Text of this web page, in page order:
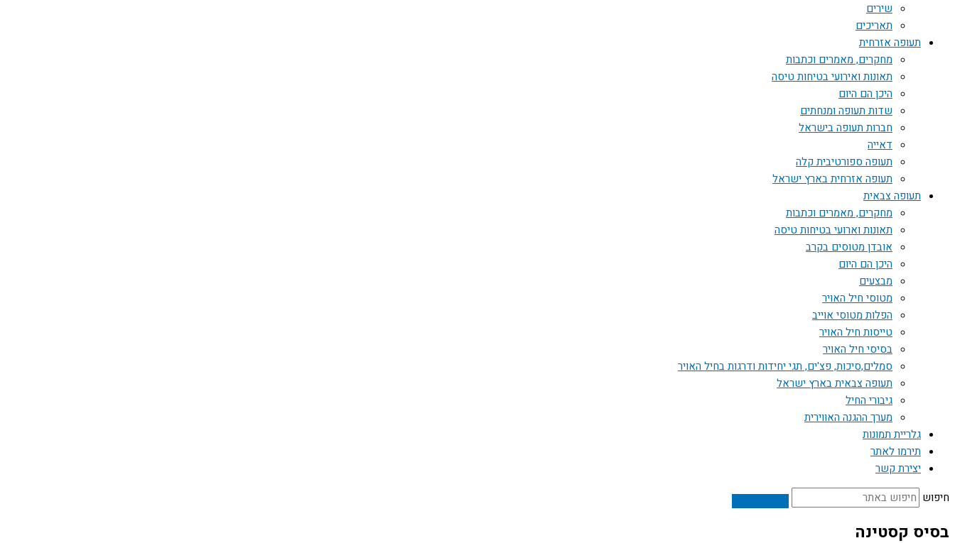
שירים
תאריכים
תעופה אזרחית
מחקרים, מאמרים וכתבות
תאונות ואירועי בטיחות טיסה
היכן הם היום
שדות תעופה ומנחתים
חברות תעופה בישראל
דאייה
תעופה ספורטיבית קלה
תעופה אזרחית בארץ ישראל
תעופה צבאית
מחקרים, מאמרים וכתבות
תאונות וארועי בטיחות טיסה
אובדן מטוסים בקרב
היכן הם היום
מבצעים
מטוסי חיל האויר
הפלות מטוסי אוייב
טייסות חיל האויר
בסיסי חיל האויר
סמלים,סיכות, פצ'ים, תגי יחידות ודרגות בחיל האויר
תעופה צבאית בארץ ישראל
גיבורי החיל
מערך ההגנה האווירית
גלריית תמונות
תירמו לאתר
יצירת קשר
חיפוש
בסיס קסטינה